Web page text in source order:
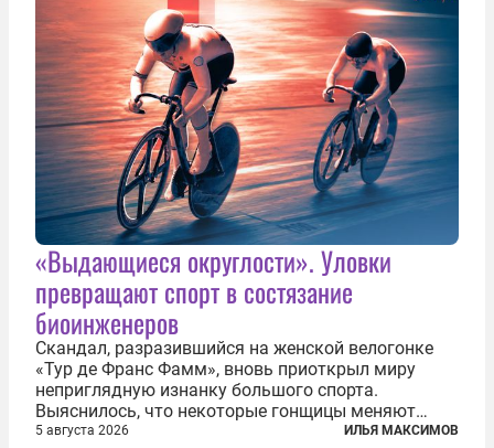
«Выдающиеся округлости». Уловки
превращают спорт в состязание
биоинженеров
Скандал, разразившийся на женской велогонке
«Тур де Франс Фамм», вновь приоткрыл миру
неприглядную изнанку большого спорта.
Выяснилось, что некоторые гонщицы меняют
размер груди ради улучшения аэродинамики. За
5 августа 2026 ИЛЬЯ МАКСИМОВ